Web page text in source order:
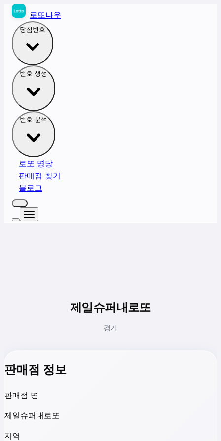
로또나우
당첨번호
번호 생성
번호 분석
로또 명당
판매점 찾기
블로그
제일슈퍼내로또
경기
판매점 정보
판매점 명
제일슈퍼내로또
지역